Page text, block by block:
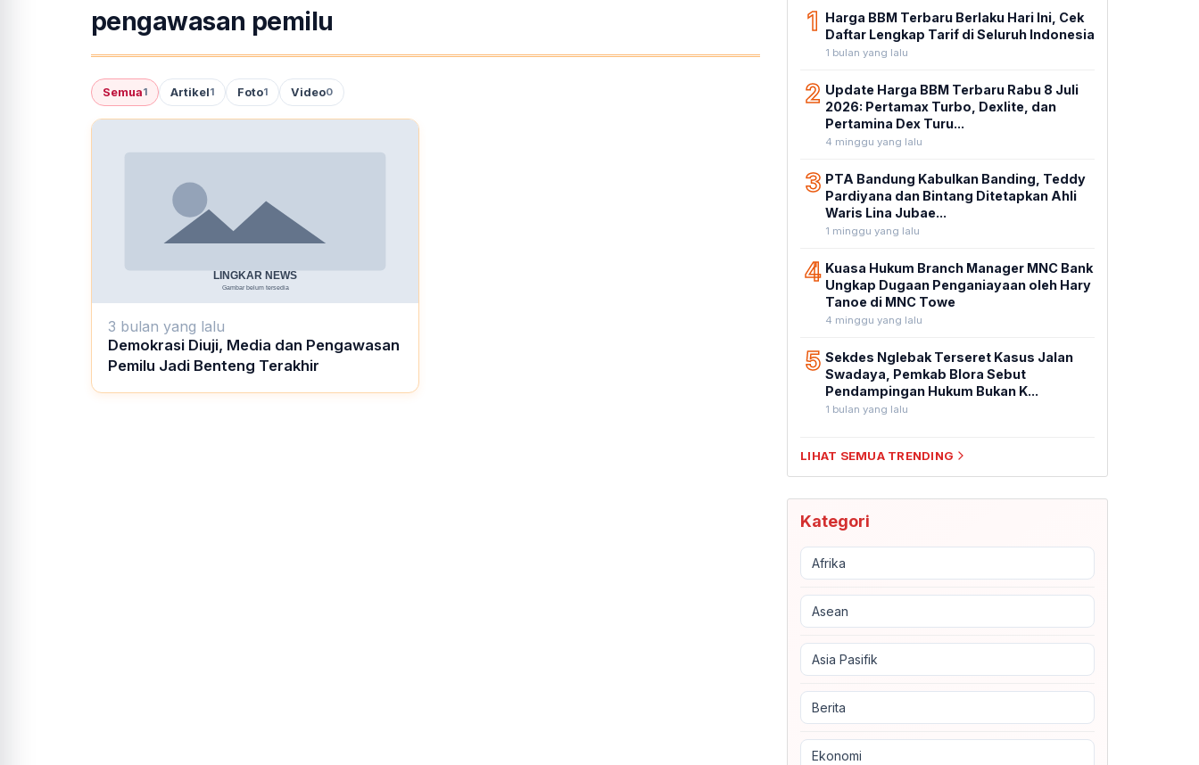
pengawasan pemilu
Semua1 Artikel1 Foto1 Video0
3 bulan yang lalu
Demokrasi Diuji, Media dan Pengawasan
Pemilu Jadi Benteng Terakhir
1 Harga BBM Terbaru Berlaku Hari Ini, Cek
Daftar Lengkap Tarif di Seluruh Indonesia
1 bulan yang lalu
2 Update Harga BBM Terbaru Rabu 8 Juli
2026: Pertamax Turbo, Dexlite, dan
Pertamina Dex Turu...
4 minggu yang lalu
3 PTA Bandung Kabulkan Banding, Teddy
Pardiyana dan Bintang Ditetapkan Ahli
Waris Lina Jubae...
1 minggu yang lalu
4 Kuasa Hukum Branch Manager MNC Bank
Ungkap Dugaan Penganiayaan oleh Hary
Tanoe di MNC Towe
4 minggu yang lalu
5 Sekdes Nglebak Terseret Kasus Jalan
Swadaya, Pemkab Blora Sebut
Pendampingan Hukum Bukan K...
1 bulan yang lalu
LIHAT SEMUA TRENDING
Kategori
Afrika
Asean
Asia Pasifik
Berita
Ekonomi